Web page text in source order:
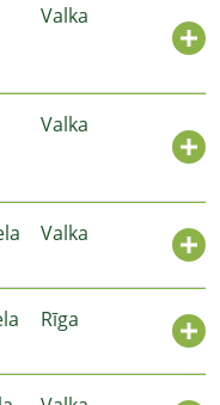
Valka
Valka
Valka
Rīga